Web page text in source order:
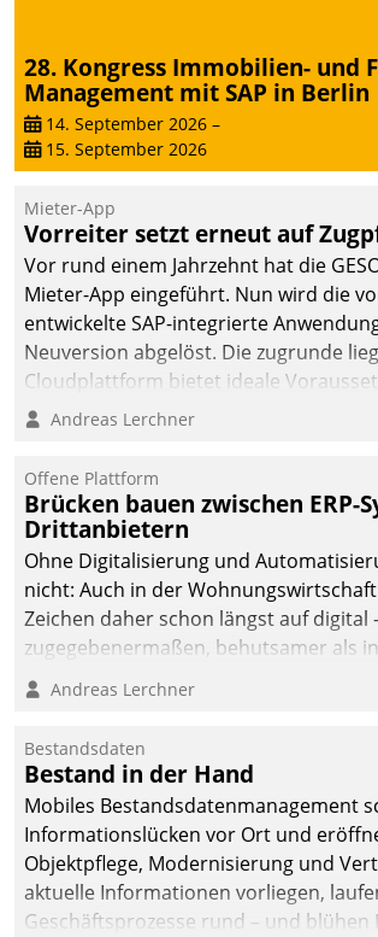
28. Kongress Immobilien- und
Management mit SAP in Berlin
14. September 2026 –
15. September 2026
Mieter-App
Vorreiter setzt erneut auf
Vor rund einem Jahrzehnt hat die
Mieter-App eingeführt. Nun wird die
entwickelte SAP-integrierte
Neuversion abgelöst. Die zugrunde
Cloudplattform bietet ideale
die Funktionalität der App zu erweitern
integrieren.
Andreas Lerchner
Offene Plattform
Brücken bauen zwischen ERP-
Drittanbietern
Ohne Digitalisierung und
nicht: Auch in der
Zeichen daher schon längst auf digital
zugegebenermaßen, behutsamer als
Branchen.
Andreas Lerchner
Bestandsdaten
Bestand in der Hand
Mobiles Bestandsdatenmanagement
Informationslücken vor Ort und
Objektpflege, Modernisierung und
aktuelle Informationen vorliegen,
Geschäftsprozesse rund – und blühen